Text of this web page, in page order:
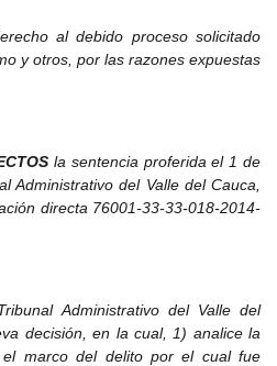
al debido proceso solicitado
y otros, por las razones expuestas
la sentencia proferida el 1 de
Administrativo del Valle del Cauca,
directa 76001-33-33-018-2014-
Administrativo del Valle del
decisión, en la cual, 1) analice la
el marco del delito por el cual fue